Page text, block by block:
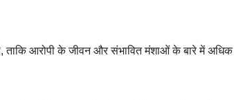
ताकि आरोपी के जीवन और संभावित मंशाओं के बारे में अधिक